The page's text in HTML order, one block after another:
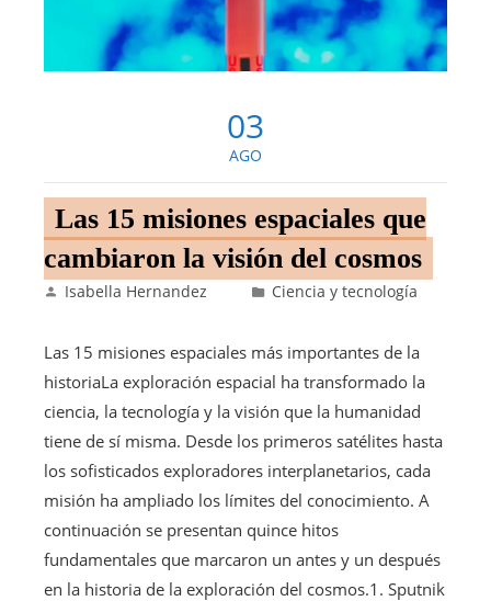
03
AGO
Las 15 misiones espaciales que
cambiaron la visión del cosmos
Isabella Hernandez Ciencia y tecnología
Las 15 misiones espaciales más importantes de la
historiaLa exploración espacial ha transformado la
ciencia, la tecnología y la visión que la humanidad
tiene de sí misma. Desde los primeros satélites hasta
los sofisticados exploradores interplanetarios, cada
misión ha ampliado los límites del conocimiento. A
continuación se presentan quince hitos
fundamentales que marcaron un antes y un después
en la historia de la exploración del cosmos.1. Sputnik